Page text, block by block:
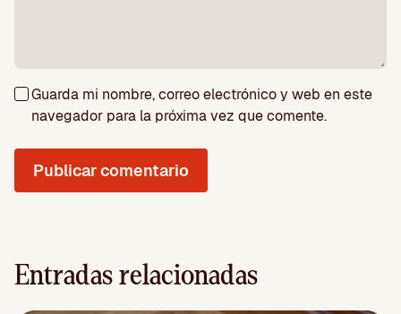
Guarda mi nombre, correo electrónico y web en este
navegador para la próxima vez que comente.
Entradas relacionadas